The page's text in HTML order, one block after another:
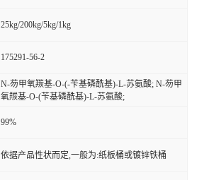
25kg/200kg/5kg/1kg
175291-56-2
N-芴甲氧羰基-O-(-苄基磷酰基)-L-苏氨酸; N-芴甲
氧羰基-O-(苄基磷酰基)-L-苏氨酸;
99%
依据产品性状而定,一般为:纸板桶或镀锌铁桶